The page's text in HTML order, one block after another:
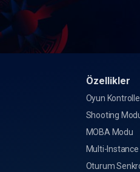
Özellikler
Oyun
Shooting
MOBA Modu
Multi-Instance
Oturum